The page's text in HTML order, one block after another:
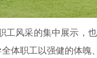
工风采的集中展示，
体职工以强健的体